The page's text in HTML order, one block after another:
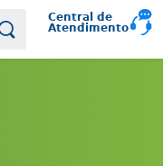
Central de
Atendimento